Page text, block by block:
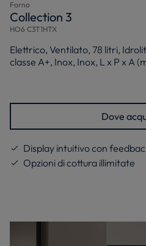
Forno
Collection 3
HO6 C3T1HTX
Elettrico, Ventilato, 78 litri,
classe A+, Inox, Inox, L x P x A
Dove
Display intuitivo con
Opzioni di cottura illimitate